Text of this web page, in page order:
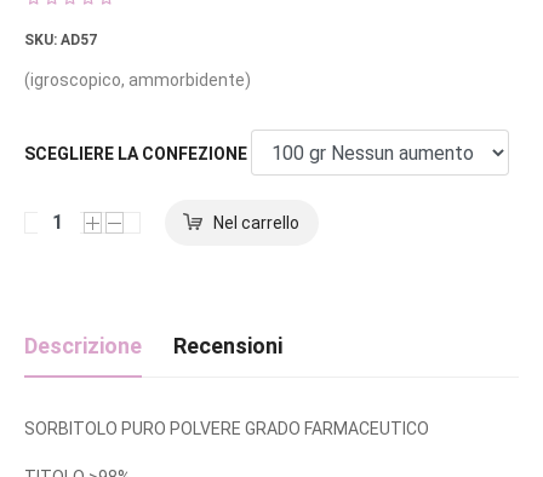
SKU: AD57
(igroscopico, ammorbidente)
SCEGLIERE LA CONFEZIONE
Descrizione Recensioni
SORBITOLO PURO POLVERE GRADO FARMACEUTICO